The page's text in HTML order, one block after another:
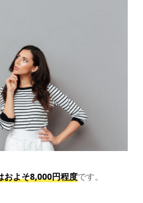
およそ8,000円程度です。